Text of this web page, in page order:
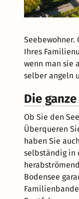
Seebewohner.
Ihres
wenn man sie
selber angeln
Die
Ob Sie den
Überqueren
haben Sie
selbständig in
Bodensee